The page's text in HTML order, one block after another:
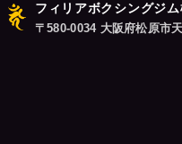
フィリアボクシングジ
〒580-0034 大阪府松原市